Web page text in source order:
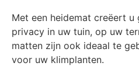
Met een heidemat creëert u
privacy in uw tuin, op uw
matten zijn ook ideaal te
voor uw klimplanten.